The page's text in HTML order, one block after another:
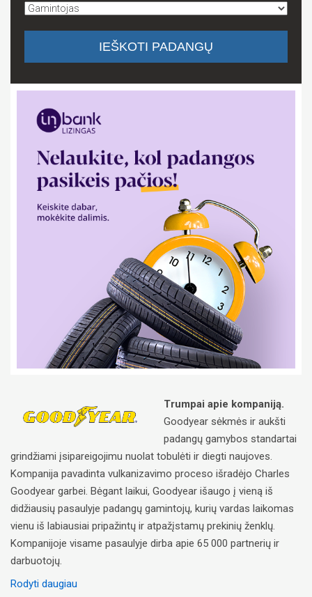
Trumpai apie kompaniją.
Goodyear sėkmės ir aukšti
padangų gamybos standartai
grindžiami įsipareigojimu nuolat tobulėti ir diegti naujoves.
Kompanija pavadinta vulkanizavimo proceso išradėjo Charles
Goodyear garbei. Bėgant laikui, Goodyear išaugo į vieną iš
didžiausių pasaulyje padangų gamintojų, kurių vardas laikomas
vienu iš labiausiai pripažintų ir atpažįstamų prekinių ženklų.
Kompanijoje visame pasaulyje dirba apie 65 000 partnerių ir
darbuotojų.
Rodyti daugiau